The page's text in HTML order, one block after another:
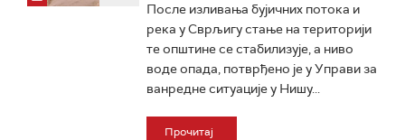
После изливања бујичних потока и
река у Сврљигу стање на територији
те општине се стабилизује, а ниво
воде опада, потврђено је у Управи за
ванредне ситуације у Нишу...
Прочитај